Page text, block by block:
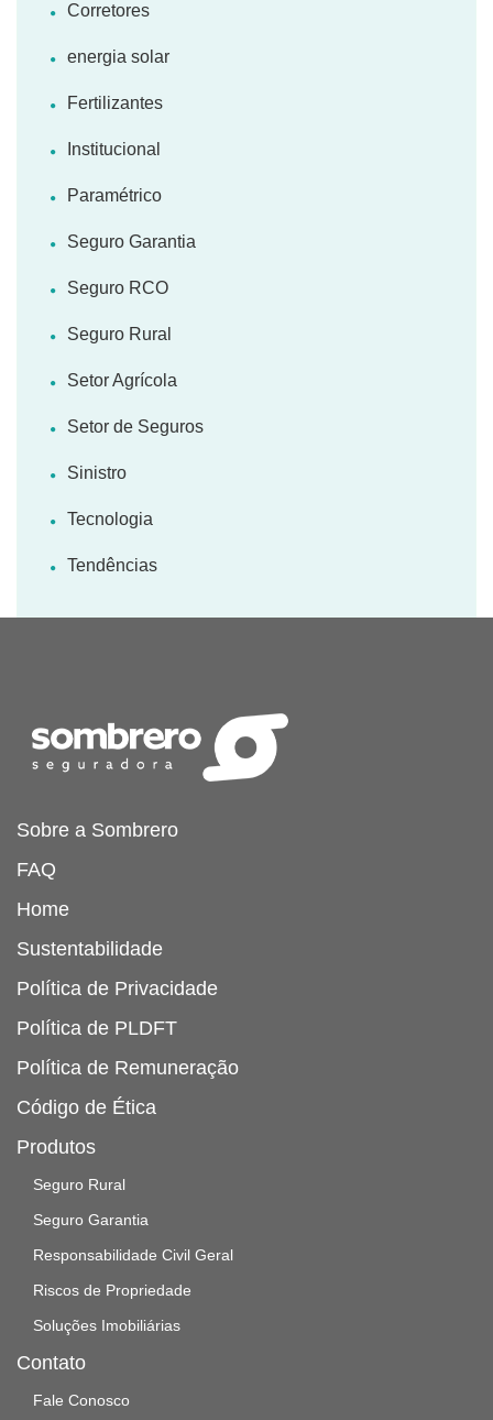
Corretores
energia solar
Fertilizantes
Institucional
Paramétrico
Seguro Garantia
Seguro RCO
Seguro Rural
Setor Agrícola
Setor de Seguros
Sinistro
Tecnologia
Tendências
Sobre a Sombrero
FAQ
Home
Sustentabilidade
Política de Privacidade
Política de PLDFT
Política de Remuneração
Código de Ética
Produtos
Seguro Rural
Seguro Garantia
Responsabilidade Civil Geral
Riscos de Propriedade
Soluções Imobiliárias
Contato
Fale Conosco